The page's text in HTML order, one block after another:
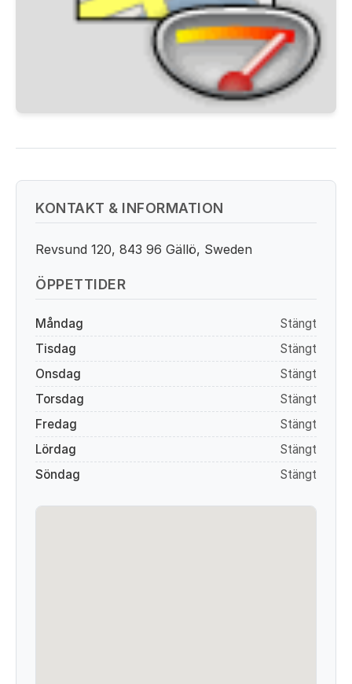
KONTAKT & INFORMATION
Revsund 120, 843 96 Gällö, Sweden
ÖPPETTIDER
Måndag
Stängt
Tisdag
Stängt
Onsdag
Stängt
Torsdag
Stängt
Fredag
Stängt
Lördag
Stängt
Söndag
Stängt